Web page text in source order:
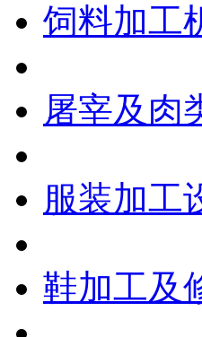
饲料加工
屠宰及肉
服装加工
鞋加工及